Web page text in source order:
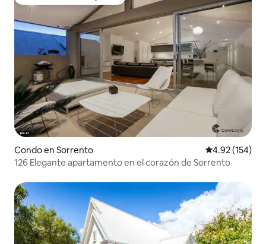
Condo en Sorrento Calificación
4.92 (154)
126 Elegante apartamento en el corazón de Sorrento